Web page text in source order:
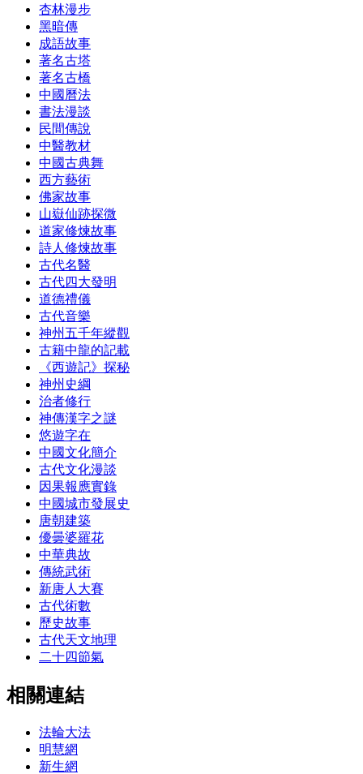
杏林漫步
黑暗傳
成語故事
著名古塔
著名古橋
中國曆法
書法漫談
民間傳說
中醫教材
中國古典舞
西方藝術
佛家故事
山嶽仙跡探微
道家修煉故事
詩人修煉故事
古代名醫
古代四大發明
道德禮儀
古代音樂
神州五千年縱觀
古籍中龍的記載
《西遊記》探秘
神州史綱
治者修行
神傳漢字之謎
悠遊字在
中國文化簡介
古代文化漫談
因果報應實錄
中國城市發展史
唐朝建築
優曇婆羅花
中華典故
傳統武術
新唐人大賽
古代術數
歷史故事
古代天文地理
二十四節氣
相關連結
法輪大法
明慧網
新生網